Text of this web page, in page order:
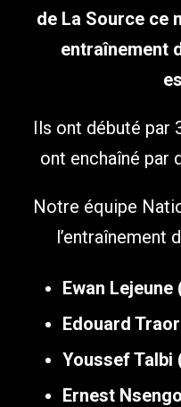
de La Source ce
entraînement
Ils ont débuté par
ont enchaîné par
Notre équipe
l’entraînement
Ewan Lejeune
Edouard
Youssef Talbi
Ernest